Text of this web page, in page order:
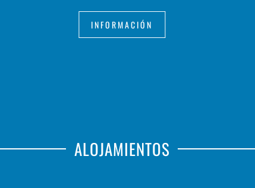
INFORMACIÓN
ALOJAMIENTOS